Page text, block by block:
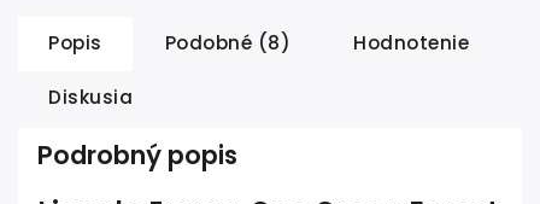
Popis Podobné (8) Hodnotenie
Diskusia
Podrobný popis